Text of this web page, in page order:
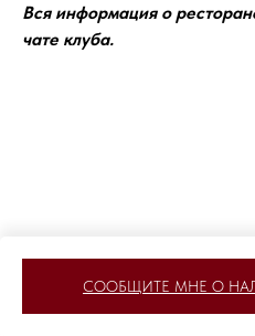
СООБЩИТЕ МНЕ О
Вся информация о
чате клуба.